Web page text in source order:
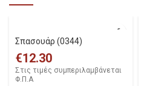
Σπασουάρ (0344)
€12.30
Στις τιμές συμπεριλαμβάνεται
Φ.Π.Α